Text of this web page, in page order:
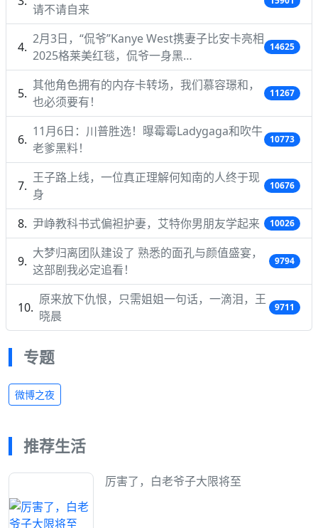
请不请自来
2月3日，“侃爷”Kanye West携妻子比安卡亮相
2025格莱美红毯，侃爷一身黑…
14625
其他角色拥有的内存卡转场，我们慕容璟和，
也必须要有！
11267
11月6日：川普胜选！曝霉霉Ladygaga和吹牛
老爹黑料！
10773
王子路上线，一位真正理解何知南的人终于现
身
10676
尹峥教科书式偏袒护妻，艾特你男朋友学起来 10026
大梦归离团队建设了 熟悉的面孔与颜值盛宴，
这部剧我必定追看！
9794
原来放下仇恨，只需姐姐一句话，一滴泪，王
晓晨
9711
专题
微博之夜
推荐生活
厉害了，白老爷子大限将至